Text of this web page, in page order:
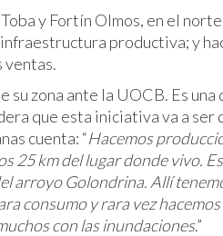
y Fortín Olmos, en el
productiva; y
ventas.
zona ante la UOCB. Es
que esta iniciativa va a ser
cuenta: “Hacemos
25 km del lugar donde vivo.
arroyo Golondrina. Allí
consumo y rara vez
con las inundaciones.”